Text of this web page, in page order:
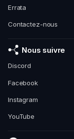
Errata
Contactez-nous
Nous suivre
Discord
Facebook
Instagram
YouTube